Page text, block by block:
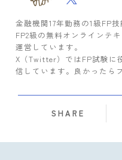
金融機関17年勤務の1級FP技
FP2級の無料オンラインテ
運営しています。
X（Twitter）ではFP試験に
信しています。良かったら
SHARE